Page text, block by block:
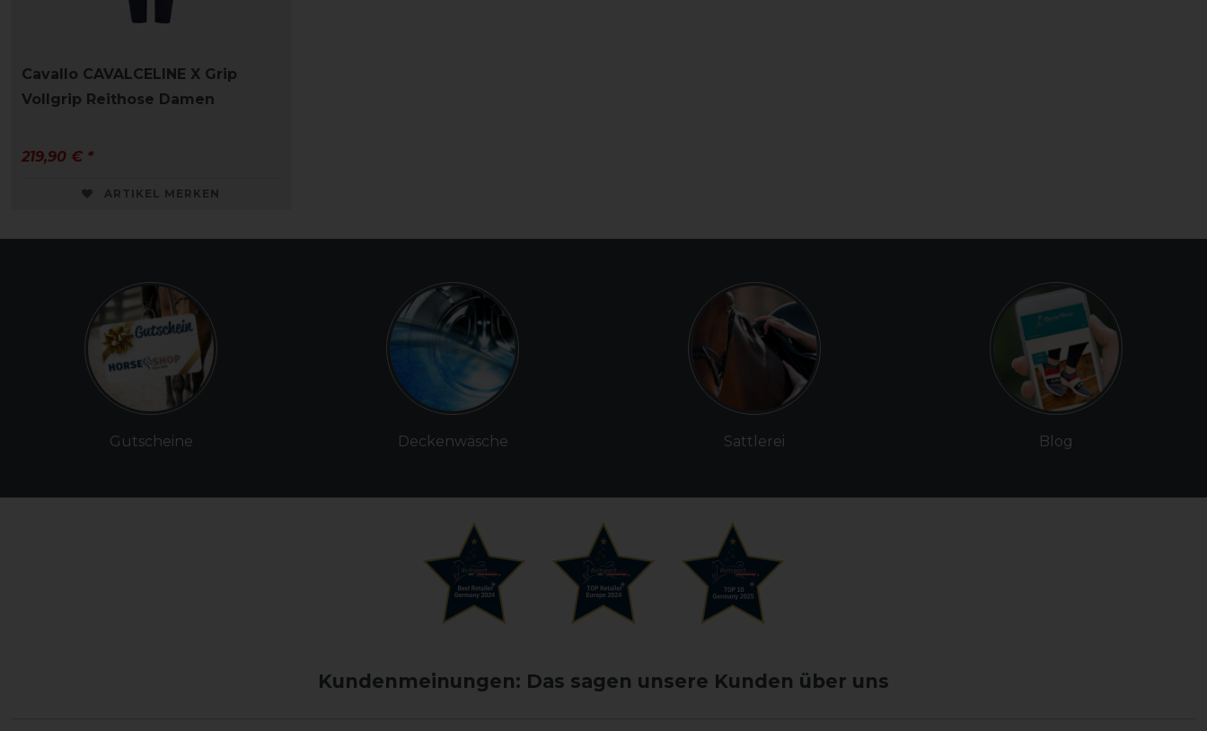
Cavallo CAVALCELINE X Grip
Vollgrip Reithose Damen
219,90 € *
ARTIKEL MERKEN
Gutscheine Deckenwäsche Sattlerei Blog
Kundenmeinungen: Das sagen unsere Kunden über uns